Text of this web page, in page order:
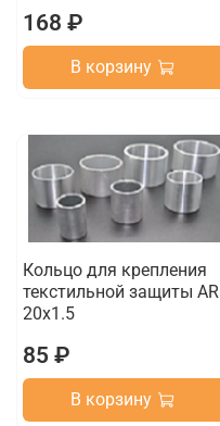
168 ₽
В корзину
Кольцо для крепления
текстильной защиты AR
20x1.5
85 ₽
В корзину